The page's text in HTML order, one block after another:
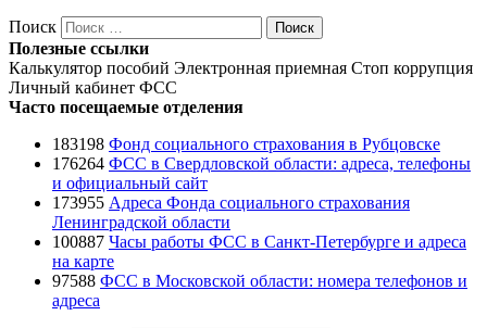
Поиск Поиск
Полезные ссылки
Калькулятор пособий Электронная приемная Стоп коррупция
Личный кабинет ФСС
Часто посещаемые отделения
183198 Фонд социального страхования в Рубцовске
176264 ФСС в Свердловской области: адреса, телефоны
и официальный сайт
173955 Адреса Фонда социального страхования
Ленинградской области
100887 Часы работы ФСС в Санкт-Петербурге и адреса
на карте
97588 ФСС в Московской области: номера телефонов и
адреса